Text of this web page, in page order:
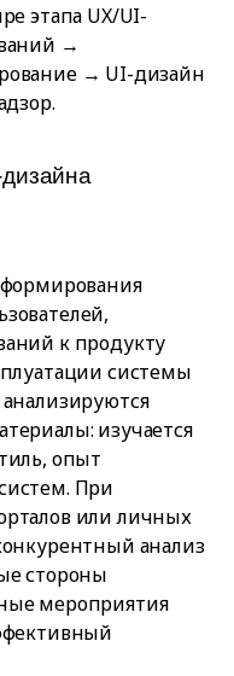
этапа UX/UI-
→
→ UI-дизайн
к продукту
системы
изучается
опыт
При
или личных
анализ
стороны
мероприятия